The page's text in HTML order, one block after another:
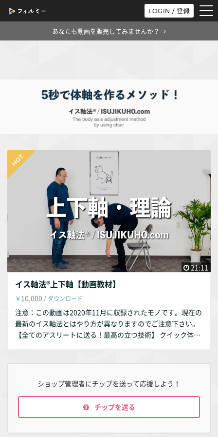
LOGIN / 登録
あなたも動画を販売してみませんか？
21:11
イス軸法®︎上下軸【動画教材】
￥10,000 / ダウンロード
注意：この動画は2020年11月に収録されたモノです。現在の
最新のイス軸法とはやり方が異なりますのでご注意下さい。
【全てのアスリートに送る！最高の立つ技術】 クイック体軸
法の教科書」をオススメします。 https://note.com/isujikuh
o/n/nb4762bce5073 【動画内容】 ・体軸とは ・正しい姿勢
はマニュアル化できない ・足の構造の話し ・バランス悪い人
が多い理由 ・イス軸法〈基本〉上下軸 ・正確に体軸を作る5
ショップ管理者にチップを送って応援しよう！
チップを送る